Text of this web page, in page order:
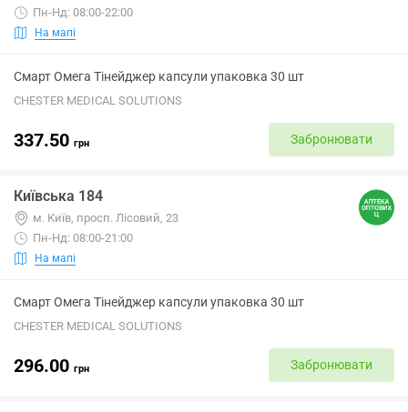
Пн-Нд: 08:00-22:00
На мапі
Смарт Омега Тінейджер капсули упаковка 30 шт
CHESTER MEDICAL SOLUTIONS
337.50 грн Забронювати
Київська 184
м. Київ, просп. Лісовий, 23
Пн-Нд: 08:00-21:00
На мапі
Смарт Омега Тінейджер капсули упаковка 30 шт
CHESTER MEDICAL SOLUTIONS
296.00 грн Забронювати